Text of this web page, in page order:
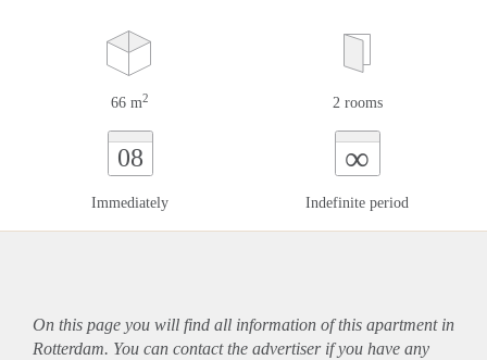
66 m2 2 rooms
08
Immediately
∞
Indefinite period
On this page you will find all information of this apartmentin
Rotterdam. You can contact the advertiser if you have any